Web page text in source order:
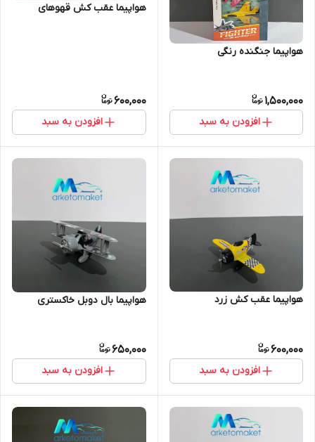
هواپیما جنگنده رنگی
1,500,000
افزودن به سبد
هواپیما عقب کش قهوهای
600,000
افزودن به سبد
هواپیما عقب کش زرد
600,000
افزودن به سبد
هواپیما بال دوبل خاکستری
650,000
افزودن به سبد